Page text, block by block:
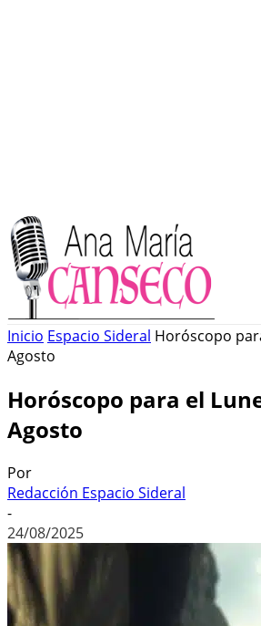
Inicio Espacio Sideral Horóscopo
Agosto
Horóscopo para el
Agosto
Por
Redacción Espacio Sideral
-
24/08/2025